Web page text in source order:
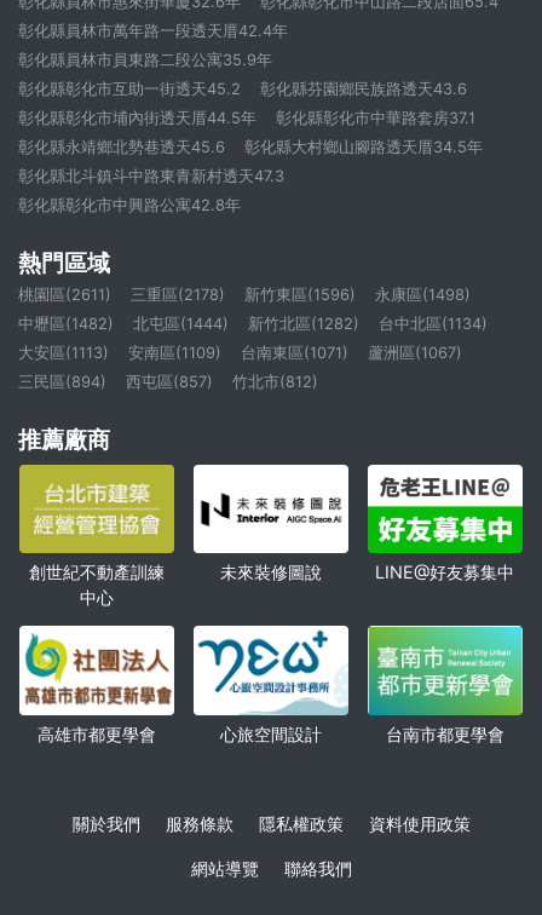
彰化縣員林市萬年路一段透天厝42.4年
彰化縣員林市員東路二段公寓35.9年
彰化縣彰化市互助一街透天45.2
彰化縣芬園鄉民族路透天43.6
彰化縣彰化市埔內街透天厝44.5年
彰化縣彰化市中華路套房37.1
彰化縣永靖鄉北勢巷透天45.6
彰化縣大村鄉山腳路透天厝34.5年
彰化縣北斗鎮斗中路東青新村透天47.3
彰化縣彰化市中興路公寓42.8年
熱門區域
桃園區(2611) 三重區(2178) 新竹東區(1596)
永康區(1498)
中壢區(1482)
北屯區(1444) 新竹北區(1282)
台中北區(1134)
大安區(1113)
安南區(1109) 台南東區(1071)
蘆洲區(1067)
三民區(894)
西屯區(857) 竹北市(812)
推薦廠商
創世紀不動產訓練
中心
未來裝修圖說 LINE@好友募集中
高雄市都更學會 心旅空間設計 台南市都更學會
關於我們 服務條款 隱私權政策 資料使用政策
網站導覽 聯絡我們